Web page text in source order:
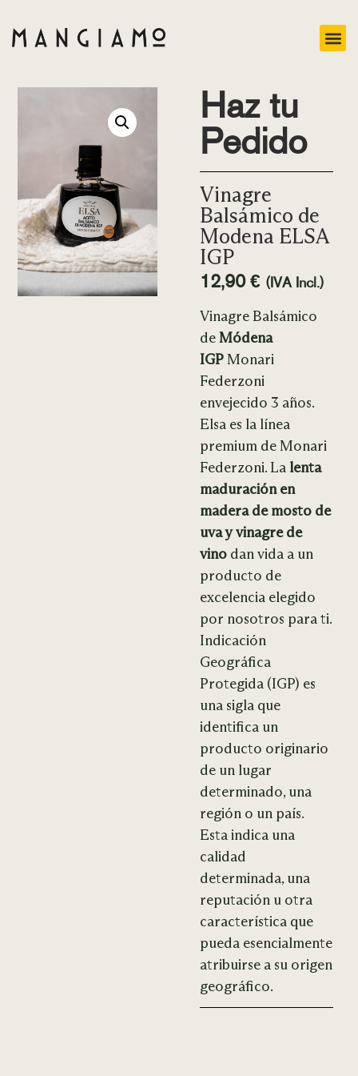
Haz tu
Pedido
Vinagre
Balsámico de
Modena ELSA
IGP
12,90€ (IVA Incl.)
Vinagre Balsámico
deMódena
IGPMonari
Federzoni
envejecido 3 años.
Elsa es la línea
premium de Monari
Federzoni. La lenta
maduración en
madera de mosto de
uva y vinagre de
vino dan vida a un
producto de
excelencia elegido
por nosotros para ti.
Indicación
Geográfica
Protegida (IGP) es
una sigla que
identifica un
producto originario
de un lugar
determinado, una
región o un país.
Esta indica una
calidad
determinada, una
reputación u otra
característica que
pueda esencialmente
atribuirse a su origen
geográfico.